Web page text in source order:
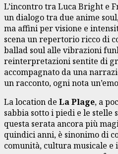
L’incontro tra Luca Bright e
un dialogo tra due anime
ma affini per visione e
scena un repertorio ricco di
ballad soul alle vibrazioni
reinterpretazioni sentite di
accompagnato da una
un racconto, ogni nota
La location de La Plage, a
sabbia sotto i piedi e le stelle
questa serata ancora più
quindici anni, è sinonimo di
comunità, cultura musicale e